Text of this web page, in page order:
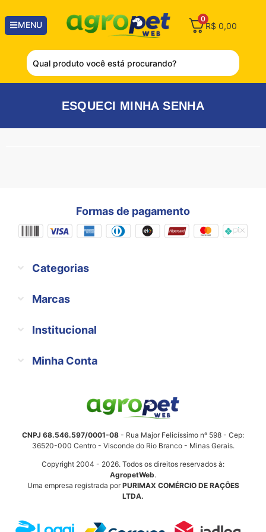
MENU
0
R$ 0,00
ESQUECI MINHA SENHA
Formas de pagamento
Categorias
Marcas
Institucional
Minha Conta
CNPJ 68.546.597/0001-08 - Rua Major Felicíssimo nº 598 - Cep:
36520-000 Centro - Visconde do Rio Branco - Minas Gerais.
Copyright 2004 - 2026. Todos os direitos reservados à:
AgropetWeb.
Uma empresa registrada porPURIMAX COMÉRCIO DE RAÇÕES
LTDA.